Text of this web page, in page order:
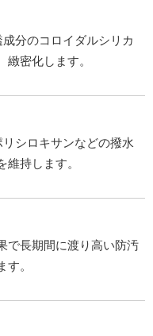
分のコロイダルシリカ
密化します。
シロキサンなどの撥水
維持します。
で長期間に渡り高い防汚
。